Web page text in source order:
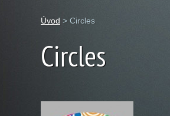
Úvod > Circles
Circles